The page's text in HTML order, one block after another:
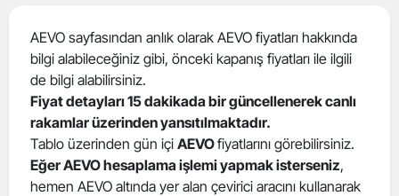
Çankırı
Çorum
Denizli
Diyarbakır
AEVO sayfasından anlık olarak AEVO fiyatları hakkında
bilgi alabileceğiniz gibi, önceki kapanış fiyatları ile ilgili
de bilgi alabilirsiniz.
Fiyat detayları 15 dakikada bir güncellenerek canlı
rakamlar üzerinden yansıtılmaktadır.
Tablo üzerinden gün içi AEVOfiyatlarını görebilirsiniz.
Eğer AEVO hesaplama işlemi yapmak isterseniz,
hemen AEVO altında yer alan çevirici aracını kullanarak